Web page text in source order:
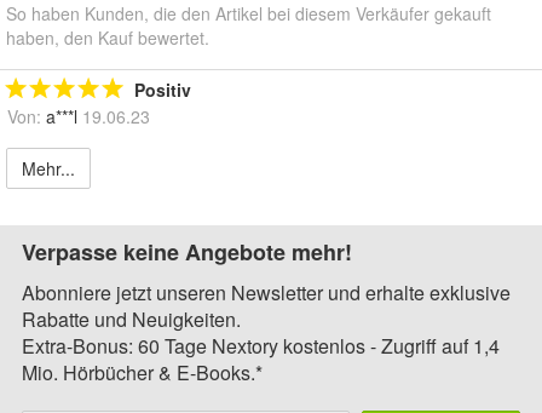
So haben Kunden, die den Artikel bei diesem Verkäufer gekauft
haben, den Kauf bewertet.
Positiv
Von: a***l 19.06.23
Mehr...
Verpasse keine Angebote mehr!
Abonniere jetzt unseren Newsletter und erhalte exklusive
Rabatte und Neuigkeiten.
Extra-Bonus: 60 Tage Nextory kostenlos - Zugriff auf 1,4
Mio. Hörbücher & E-Books.*